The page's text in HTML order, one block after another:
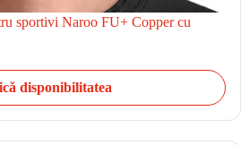
sportivi Naroo FU+ Copper cu
disponibilitatea